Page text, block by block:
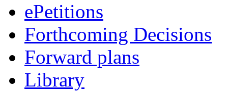
ePetitions
Forthcoming Decisions
Forward plans
Library